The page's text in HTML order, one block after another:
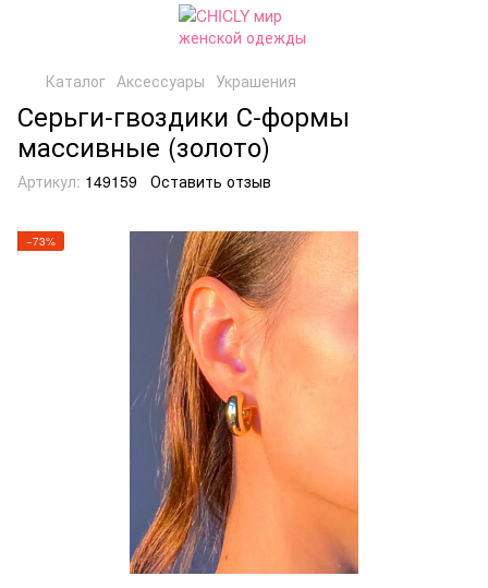
Каталог Аксессуары Украшения
Серьги-гвоздики С-формы
массивные (золото)
Артикул: 149159 Оставить отзыв
−73%